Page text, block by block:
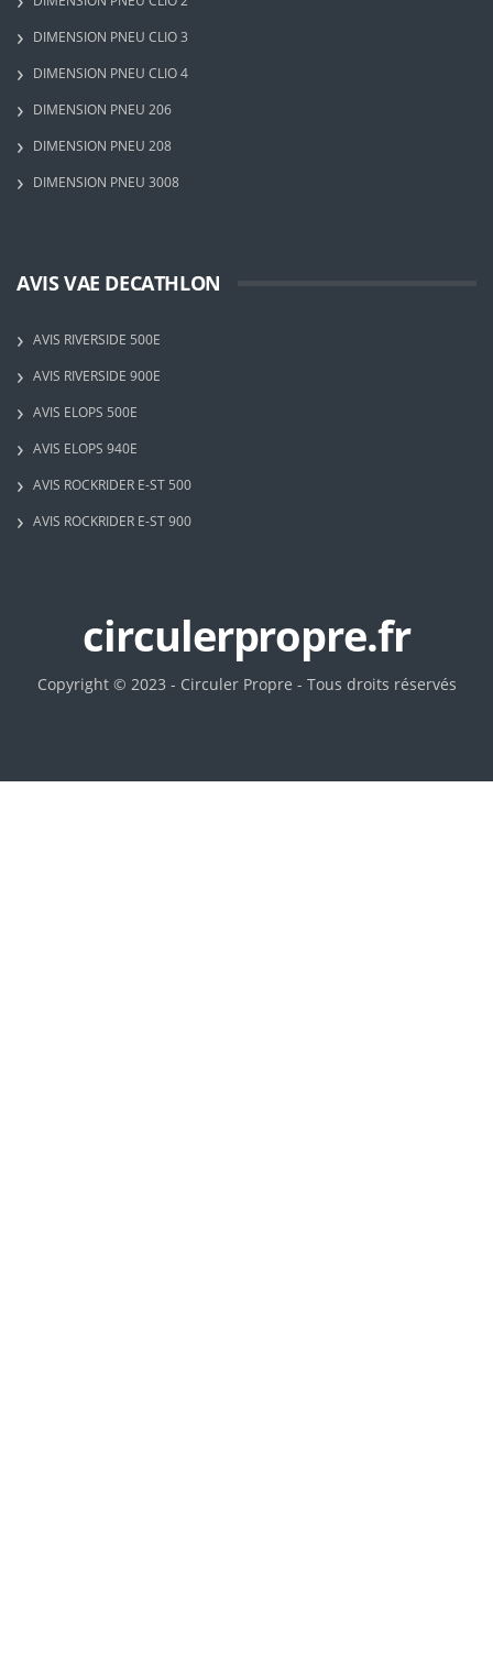
DIMENSION PNEU CLIO 3
DIMENSION PNEU CLIO 4
DIMENSION PNEU 206
DIMENSION PNEU 208
DIMENSION PNEU 3008
AVIS VAE DECATHLON
AVIS RIVERSIDE 500E
AVIS RIVERSIDE 900E
AVIS ELOPS 500E
AVIS ELOPS 940E
AVIS ROCKRIDER E-ST 500
AVIS ROCKRIDER E-ST 900
circulerpropre.fr
Copyright © 2023 - Circuler Propre - Tous droits réservés